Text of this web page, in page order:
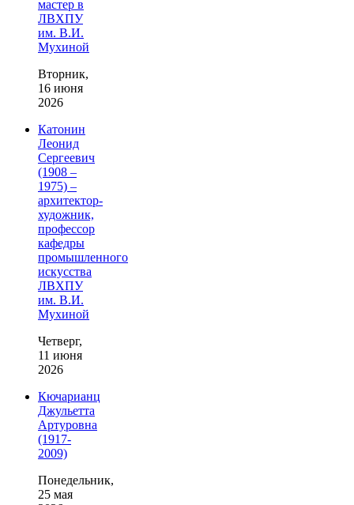
мастер в
ЛВХПУ
им. В.И.
Мухиной
Вторник,
16 июня
2026
Катонин
Леонид
Сергеевич
(1908 –
1975) –
архитектор-
художник,
профессор
кафедры
промышленного
искусства
ЛВХПУ
им. В.И.
Мухиной
Четверг,
11 июня
2026
Кючарианц
Джульетта
Артуровна
(1917-
2009)
Понедельник,
25 мая